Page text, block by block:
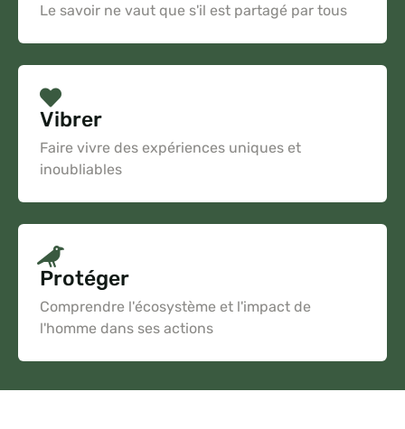
Le savoir ne vaut que s'il est partagé par tous
Vibrer
Faire vivre des expériences uniques et
inoubliables
Protéger
Comprendre l'écosystème et l'impact de
l'homme dans ses actions